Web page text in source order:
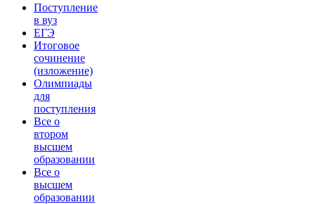
Поступление
в вуз
ЕГЭ
Итоговое
сочинение
(изложение)
Олимпиады
для
поступления
Все о
втором
высшем
образовании
Все о
высшем
образовании